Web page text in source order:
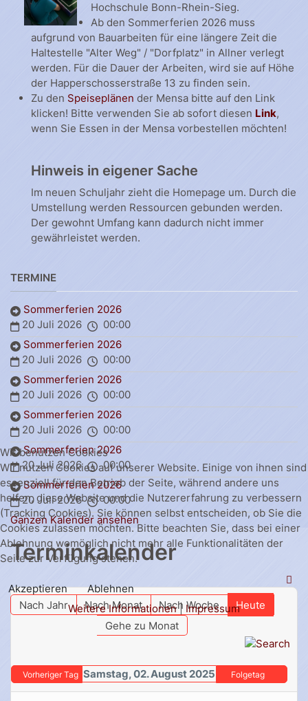
Hochschule Bonn-Rhein-Sieg.
Ab den Sommerferien 2026 muss
aufgrund von Bauarbeiten für eine längere Zeit die
Haltestelle "Alter Weg" / "Dorfplatz" in Allner verlegt
werden. Für die Dauer der Arbeiten, wird sie auf Höhe
der Happerschosserstraße 13 zu finden sein.
Zu den Speiseplänen der Mensa bitte auf den Link
klicken! Bitte verwenden Sie ab sofort diesen Link,
wenn Sie Essen in der Mensa vorbestellen möchten!
Hinweis in eigener Sache
Im neuen Schuljahr zieht die Homepage um. Durch die
Umstellung werden Ressourcen gebunden werden.
Der gewohnt Umfang kann dadurch nicht immer
gewährleistet werden.
TERMINE
Sommerferien 2026
20 Juli 2026
00:00
Sommerferien 2026
20 Juli 2026
00:00
Sommerferien 2026
20 Juli 2026
00:00
Sommerferien 2026
20 Juli 2026
00:00
Sommerferien 2026
20 Juli 2026
00:00
Sommerferien 2026
20 Juli 2026
00:00
Ganzen Kalender ansehen
Terminkalender
Nach Jahr Nach Monat Nach Woche
Heute
Gehe zu Monat
Vorheriger Tag Samstag, 02. August 2025 Folgetag
Wir benutzen Cookies
Wir nutzen Cookies auf unserer Website. Einige von ihnen sind
essenziell für den Betrieb der Seite, während andere uns
helfen, diese Website und die Nutzererfahrung zu verbessern
(Tracking Cookies). Sie können selbst entscheiden, ob Sie die
Cookies zulassen möchten. Bitte beachten Sie, dass bei einer
Ablehnung womöglich nicht mehr alle Funktionalitäten der
Seite zur Verfügung stehen.
Akzeptieren
Ablehnen
Weitere Informationen| Impressum